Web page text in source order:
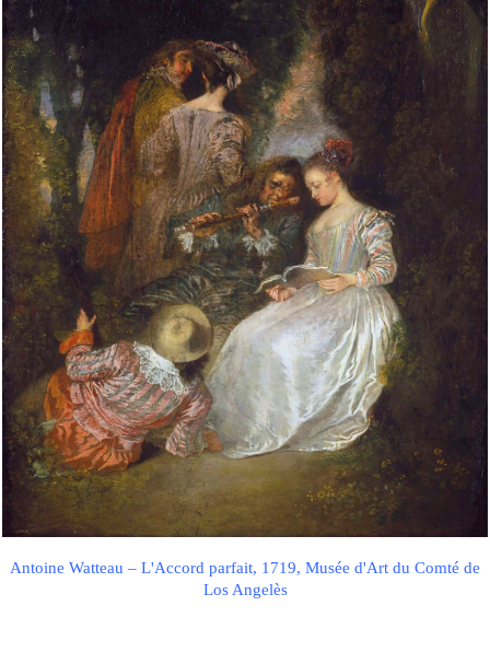
Antoine Watteau – L'Accord parfait, 1719, Musée d'Art du Comté de
Los Angelès